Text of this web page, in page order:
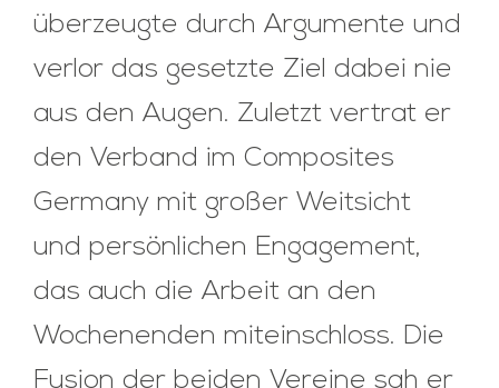
überzeugte durch Argumente und
verlor das gesetzte Ziel dabei nie
aus den Augen. Zuletzt vertrat er
den Verband im Composites
Germany mit großer Weitsicht
und persönlichen Engagement,
das auch die Arbeit an den
Wochenenden miteinschloss. Die
Fusion der beiden Vereine sah er